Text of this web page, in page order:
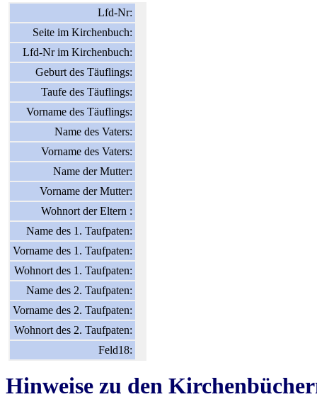
Lfd-Nr:
Seite im Kirchenbuch:
Lfd-Nr im Kirchenbuch:
Geburt des Täuflings:
Taufe des Täuflings:
Vorname des Täuflings:
Name des Vaters:
Vorname des Vaters:
Name der Mutter:
Vorname der Mutter:
Wohnort der Eltern :
Name des 1. Taufpaten:
Vorname des 1. Taufpaten:
Wohnort des 1. Taufpaten:
Name des 2. Taufpaten:
Vorname des 2. Taufpaten:
Wohnort des 2. Taufpaten:
Feld18:
Hinweise zu den